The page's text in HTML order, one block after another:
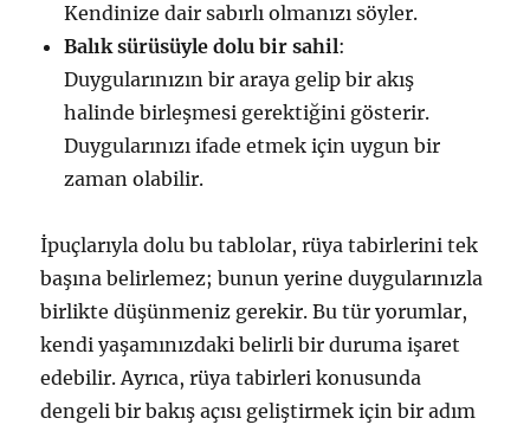
Kendinize dair sabırlı olmanızı söyler.
Balık sürüsüyle dolu bir sahil:
Duygularınızın bir araya gelip bir akış
halinde birleşmesi gerektiğini gösterir.
Duygularınızı ifade etmek için uygun bir
zaman olabilir.
İpuçlarıyla dolu bu tablolar, rüya tabirlerini tek
başına belirlemez; bunun yerine duygularınızla
birlikte düşünmeniz gerekir. Bu tür yorumlar,
kendi yaşamınızdaki belirli bir duruma işaret
edebilir. Ayrıca, rüya tabirleri konusunda
dengeli bir bakış açısı geliştirmek için bir adım